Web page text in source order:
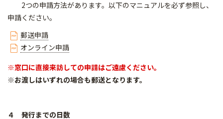
2つの申請方法があります。以下のマニュアルを必ず参照し、
申請ください。
郵送申請
オンライン申請
※窓口に直接来訪しての申請はご遠慮ください。
※お渡しはいずれの場合も郵送となります。
４ 発行までの日数